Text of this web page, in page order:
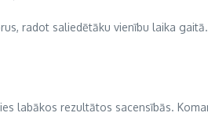
radot saliedētāku vienību laika gaitā.
labākos rezultātos sacensībās.